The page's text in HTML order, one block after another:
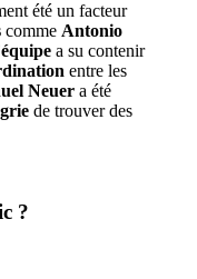
été un facteur
comme Antonio
équipe a su contenir
entre les
Neuer a été
de trouver des
?